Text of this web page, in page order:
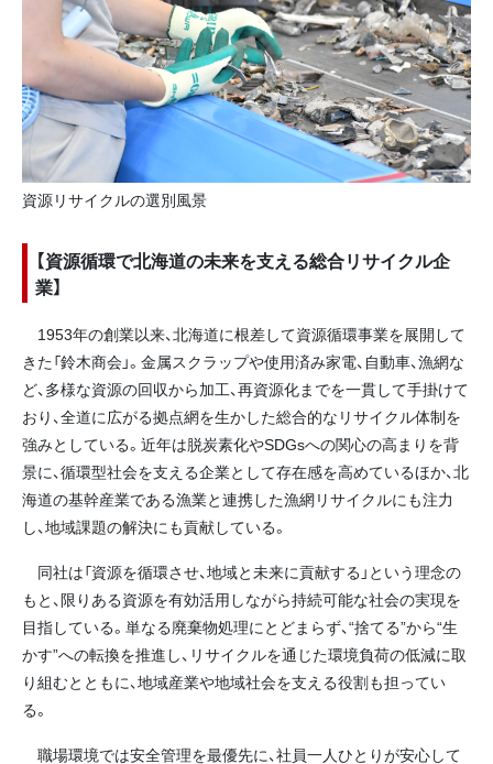
資源リサイクルの選別風景
【資源循環で北海道の未来を支える総合リサイクル企
業】
1953年の創業以来、北海道に根差して資源循環事業を展開して
きた「鈴木商会」。金属スクラップや使用済み家電、自動車、漁網な
ど、多様な資源の回収から加工、再資源化までを一貫して手掛けて
おり、全道に広がる拠点網を生かした総合的なリサイクル体制を
強みとしている。近年は脱炭素化やSDGsへの関心の高まりを背
景に、循環型社会を支える企業として存在感を高めているほか、北
海道の基幹産業である漁業と連携した漁網リサイクルにも注力
し、地域課題の解決にも貢献している。
同社は「資源を循環させ、地域と未来に貢献する」という理念の
もと、限りある資源を有効活用しながら持続可能な社会の実現を
目指している。単なる廃棄物処理にとどまらず、“捨てる”から“生
かす”への転換を推進し、リサイクルを通じた環境負荷の低減に取
り組むとともに、地域産業や地域社会を支える役割も担ってい
る。
職場環境では安全管理を最優先に、社員一人ひとりが安心して